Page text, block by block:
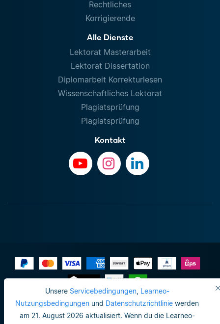
Unsere Servicebedingungen, Learneo-
Nutzungsbedingungen und Datenschutzrichtlinie werden
am 21. August 2026 aktualisiert. Wenn du die Learneo-
Rechtliches
Korrigierende
Alle Dienste
Lektorat Masterarbeit
Lektorat Dissertation
Diplomarbeit Korrekturlesen
Wissenschaftliches Lektorat
Plagiatsprüfung
Plagiatsprüfung
Kontakt
Impressum
Datenschutzrichtlinie